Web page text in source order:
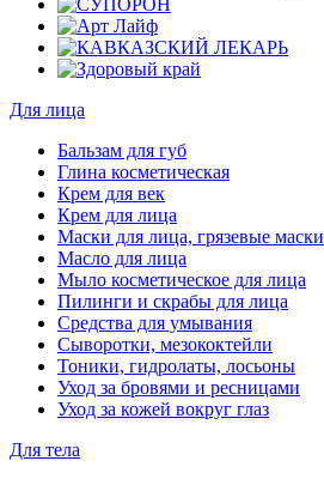
Для лица
Бальзам для губ
Глина косметическая
Крем для век
Крем для лица
Маски для лица, грязевые маски
Масло для лица
Мыло косметическое для лица
Пилинги и скрабы для лица
Средства для умывания
Сыворотки, мезококтейли
Тоники, гидролаты, лосьоны
Уход за бровями и ресницами
Уход за кожей вокруг глаз
Для тела